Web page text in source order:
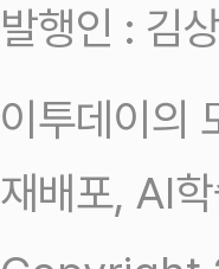
발행인 : 김
이투데이의
재배포, AI